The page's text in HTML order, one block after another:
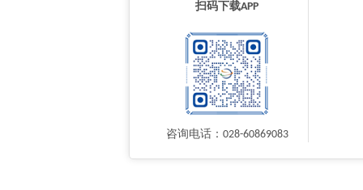
扫码下载APP
咨询电话：028-60869083